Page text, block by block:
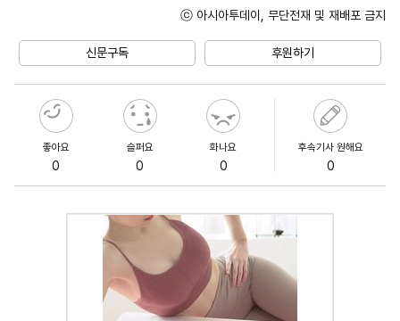
ⓒ 아시아투데이, 무단전재 및 재배포 금지
신문구독 후원하기
좋아요
0
슬퍼요
0
화나요
0
후속기사 원해요
0